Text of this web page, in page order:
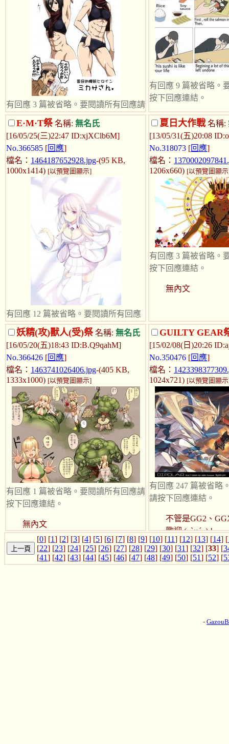
沒人能操控自己
自己一個不能接
如默默的去承受...
在現實面前.一切
得那麼的遙不可
得是那麼的蒼白
金錢泛濫青春.誘
我用身體跟你交
春堵明天.
首次嘗試在網路
望遇到能幫助我
性和愛是可以分
只是一種很正常
我的部落格
http://
誠心想要援助我
MSN：
詳聊!
有回應 3 篇被省略。要閱讀所有回應請
按下回應連結。
條件就是"天使臉孔惡魔身材
(腹肌)的女角"
另外請寫出處和角色名字
EX.進擊的巨人 米卡沙
有回應 9 篇被省略。
按下回應連結。
......
E·M·T祭名稱: 無名氏
[16/05/25(三)22:47 ID:xjXClb6M]
No.366585 [回應]
檔名： 1464187652928.jpg-(95 KB,
1000x1414) [以預覽圖顯示]
有回應 12 篇被省略。要閱讀所有回應
請按下回應連結。
無內文
夏日大作戰名稱:
[13/05/31(五)20:08
No.318073 [回應]
檔名：
1206x660) [以預覽圖顯
有回應 3 篇被省略。
按下回應連結。
無內文
妖精(攻)獸人(受)祭名稱: 無名氏
[16/05/20(五)18:43 ID:B.Q9qahM]
No.366426 [回應]
檔名： 1463741026406.jpg-(405 KB,
1333x1000) [以預覽圖顯示]
有回應 1 篇被省略。要閱讀所有回應請
按下回應連結。
無內文
GUILTY GEAR
[15/02/08(日)20:26
No.350476 [回應]
檔名：
1024x721) [以預覽圖顯
有回應 247 篇被省略
請按下回應連結。
不管是GG2、
歡迎 (･`ω´･) !
[0] [1] [2] [3] [4] [5] [6] [7] [8] [9] [10] [11] [12] [13] [14] [
[22] [23] [24] [25] [26] [27] [28] [29] [30] [31] [32] [33] [
[41] [42] [43] [44] [45] [46] [47] [48] [49] [50] [51] [52] [
-